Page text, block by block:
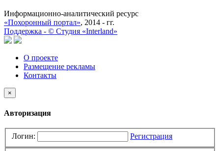
Информационно-аналитический ресурс
«Похоронный портал», 2014 - гг.
Поддержка - © Cтудия «Interland»
О проекте
Размещение рекламы
Контакты
×
Авторизация
Логин: Регистрация